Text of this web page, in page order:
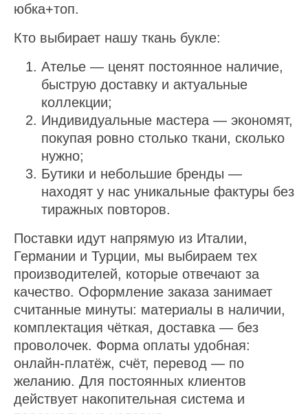
юбка+топ.
Кто выбирает нашу ткань букле:
Ателье — ценят постоянное наличие,
быструю доставку и актуальные
коллекции;
Индивидуальные мастера — экономят,
покупая ровно столько ткани, сколько
нужно;
Бутики и небольшие бренды —
находят у нас уникальные фактуры без
тиражных повторов.
Поставки идут напрямую из Италии,
Германии и Турции, мы выбираем тех
производителей, которые отвечают за
качество. Оформление заказа занимает
считанные минуты: материалы в наличии,
комплектация чёткая, доставка — без
проволочек. Форма оплаты удобная:
онлайн-платёж, счёт, перевод — по
желанию. Для постоянных клиентов
действует накопительная система и